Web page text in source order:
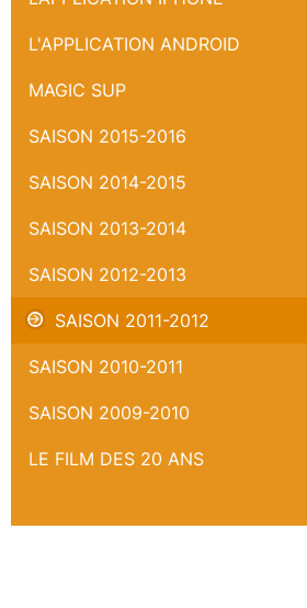
L'APPLICATION ANDROID
MAGIC SUP
SAISON 2015-2016
SAISON 2014-2015
SAISON 2013-2014
SAISON 2012-2013
SAISON 2011-2012
SAISON 2010-2011
SAISON 2009-2010
LE FILM DES 20 ANS